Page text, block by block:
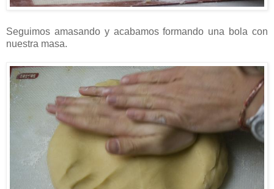
Seguimos amasando y acabamos formando una bola con
nuestra masa.